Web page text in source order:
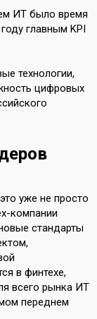
ИТ было время
главным KPI
технологии,
цифровых
уже не просто
компании
стандарты
в финтехе,
всего рынка ИТ
переднем